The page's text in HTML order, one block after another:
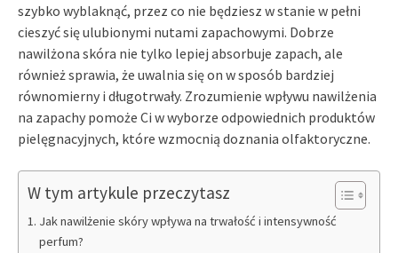
szybko wyblaknąć, przez co nie będziesz w stanie w pełni
cieszyć się ulubionymi nutami zapachowymi. Dobrze
nawilżona skóra nie tylko lepiej absorbuje zapach, ale
również sprawia, że uwalnia się on w sposób bardziej
równomierny i długotrwały. Zrozumienie wpływu nawilżenia
na zapachy pomoże Ci w wyborze odpowiednich produktów
pielęgnacyjnych, które wzmocnią doznania olfaktoryczne.
W tym artykule przeczytasz
Jak nawilżenie skóry wpływa na trwałość i intensywność
perfum?